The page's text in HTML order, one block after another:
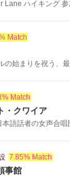
Lane ハイキング
Match
の始まりを祝う、
Match
・クワイア
語話者の女声合唱
7.85% Match
事館